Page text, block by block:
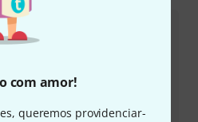
com amor!
queremos providenciar-
Cliente Portugal